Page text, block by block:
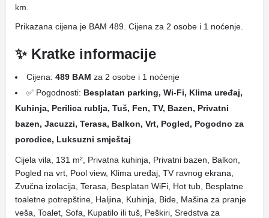
km.
Prikazana cijena je BAM 489. Cijena za 2 osobe i 1 noćenje.
✨ Kratke informacije
Cijena: 489 BAM za 2 osobe i 1 noćenje
✅ Pogodnosti: Besplatan parking, Wi-Fi, Klima uređaj,
Kuhinja, Perilica rublja, Tuš, Fen, TV, Bazen, Privatni
bazen, Jacuzzi, Terasa, Balkon, Vrt, Pogled, Pogodno za
porodice, Luksuzni smještaj
Cijela vila, 131 m², Privatna kuhinja, Privatni bazen, Balkon,
Pogled na vrt, Pool view, Klima uređaj, TV ravnog ekrana,
Zvučna izolacija, Terasa, Besplatan WiFi, Hot tub, Besplatne
toaletne potrepštine, Haljina, Kuhinja, Bide, Mašina za pranje
veša, Toalet, Sofa, Kupatilo ili tuš, Peškiri, Sredstva za